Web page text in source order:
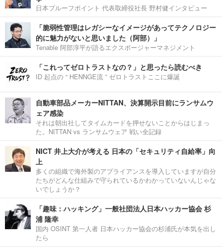
日本プルーフポイント 代表取締役社長 野村健インタビュー
「脆弱性管理はレガシーなイメージがあってテクノロジー
的に魅力がないと思いました（阿部）」
Tenable 阿部淳平が語るエクスポージャーマネジメント
「これってゼロトラストなの？」と思ったら読むべき
ID 起点の “ HENNGE流 ” ゼロトラストここに爆誕
自動車部品メーカーNITTAN、決算開示目前にランサムウ
ェア感染
それは朝出社してタイムカードを押せないことからはじまっ
た。NITTAN vs ランサムウェア 戦い全記録
NICT 井上大介が考える 日本の「セキュリティ自給率」向
上
多くの組織で海外製のアプライアンスを導入していますが自分
たちがどんな仕組みで守られているかわかっていないんじゃな
いでしょうか？
「趣味：ハッキング」一般社団法人日本ハッカー協会 杉
浦 隆幸
国内 OSINT 第一人者 日本ハッカー協会の杉浦氏が本気を出し
たら